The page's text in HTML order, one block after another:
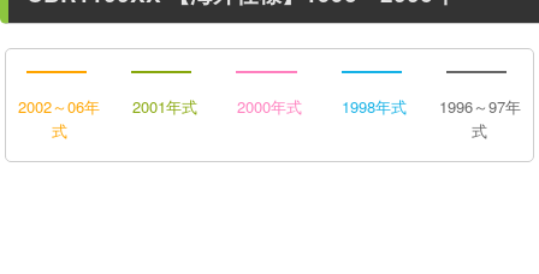
2002～06年
式
2001年式 2000年式 1998年式
1996～97年
式